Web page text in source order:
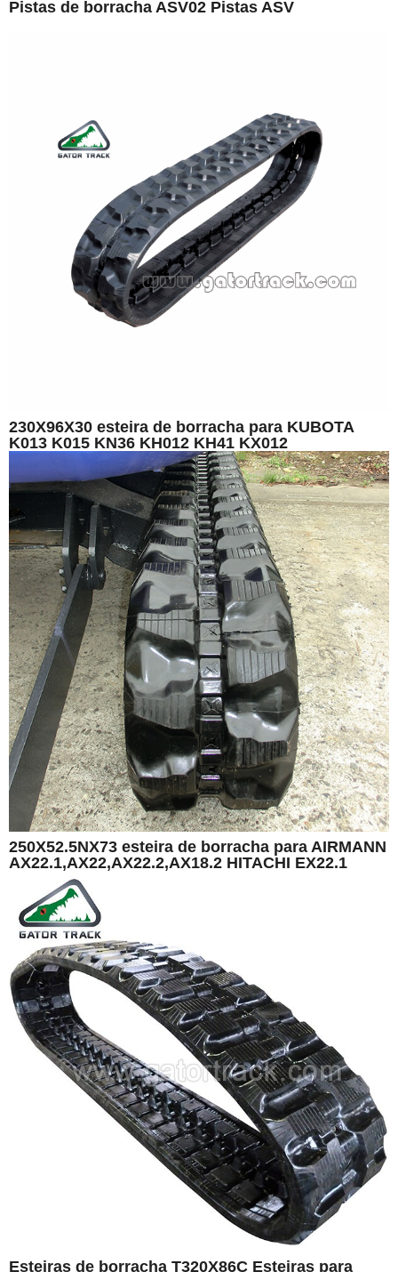
Pistas de borracha ASV02 Pistas ASV
230X96X30 esteira de borracha para KUBOTA
K013 K015 KN36 KH012 KH41 KX012
250X52.5NX73 esteira de borracha para AIRMANN
AX22.1,AX22,AX22.2,AX18.2 HITACHI EX22.1
Esteiras de borracha T320X86C Esteiras para